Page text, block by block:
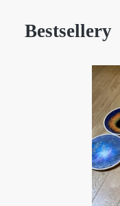
Bestsellery